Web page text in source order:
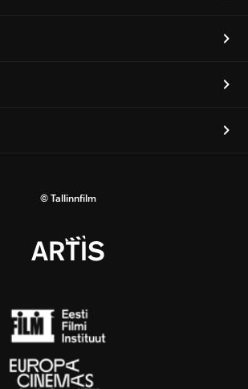
© Tallinnfilm